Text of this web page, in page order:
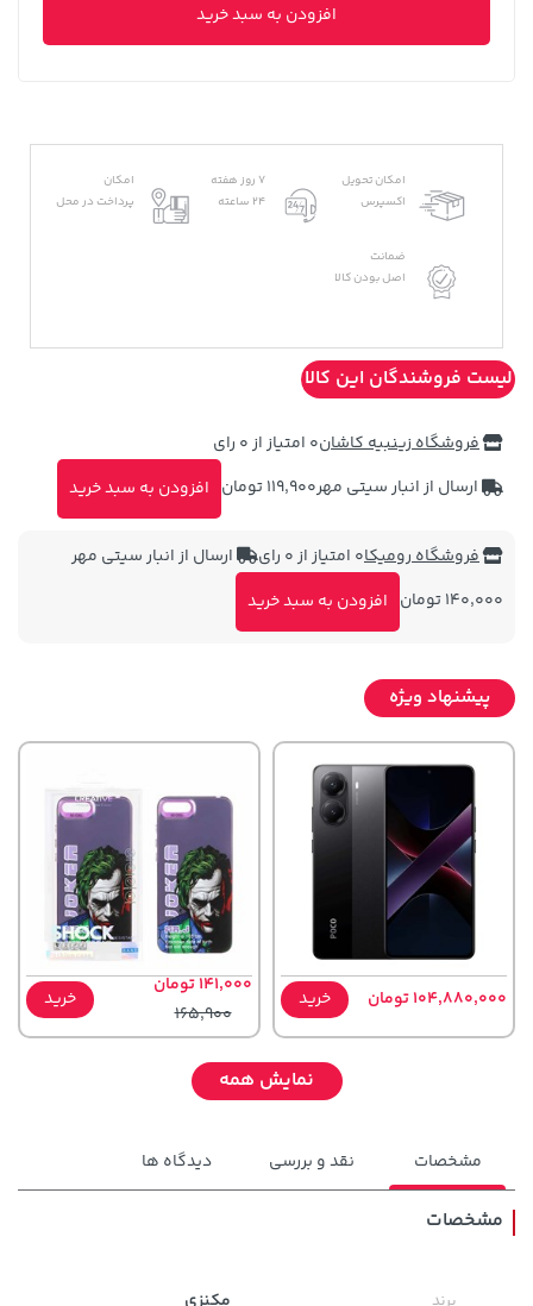
افزودن به سبد خرید
امکان تحویل
اکسپرس
7 روز هفته
24 ساعته
امکان
پرداخت در محل
ضمانت
اصل بودن کالا
لیست فروشندگان این کالا
فروشگاه زینبیه کاشان0 امتیاز از 0 رای
ارسال از انبار سیتی مهر119,900 تومان افزودن به سبد خرید
فروشگاه رومیکا0 امتیاز از 0 رای
ارسال از انبار سیتی مهر
140,000 تومان
افزودن به سبد خرید
پیشنهاد ویژه
104,880,000 تومان خرید
141,000 تومان
165,900
خرید
141,000 تومان
نمایش همه
مشخصات نقد و بررسی دیدگاه ها
مشخصات
برند مکنزی